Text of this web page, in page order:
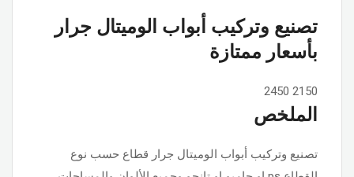
تصنيع وتركيب أبواب الوميتال جرار
بأسعار ممتازة
2150
2450
الملخص
تصنيع وتركيب أبواب الوميتال جرار قطاع حسب نوع